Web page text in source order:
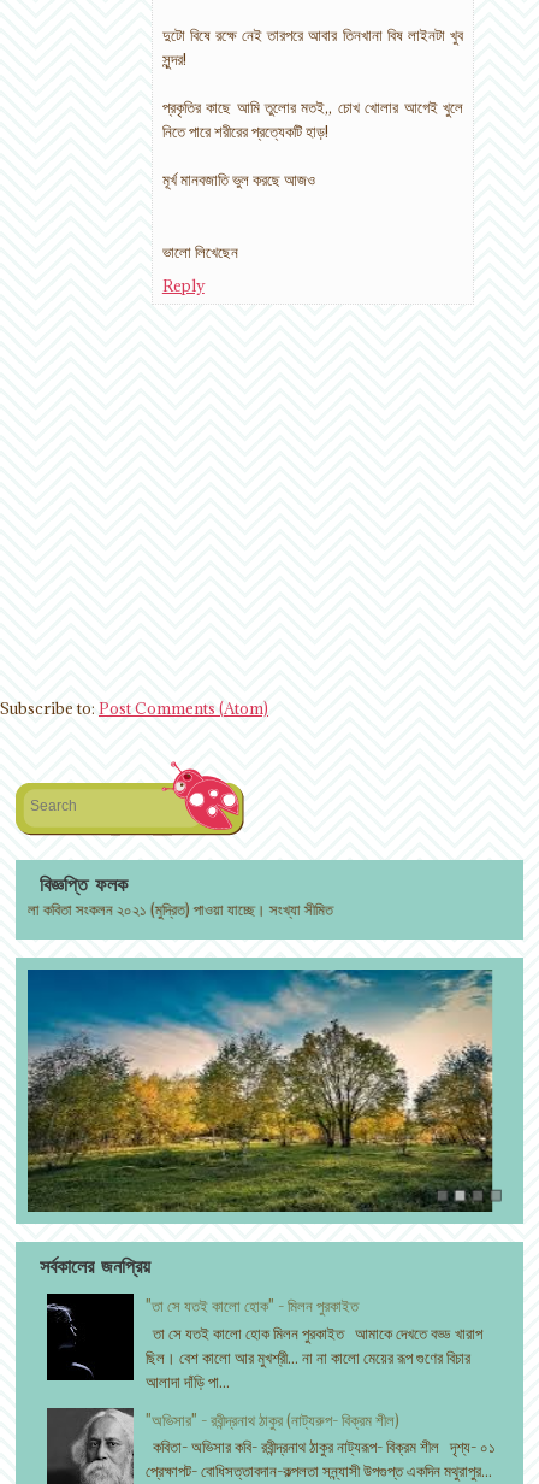
দুটো বিষে রক্ষে নেই তারপরে আবার তিনখানা বিষ লাইনটা খুব
সুন্দর!
প্রকৃতির কাছে আমি তুলোর মতই,, চোখ খোলার আগেই খুলে
নিতে পারে শরীরের প্রত্যেকটি হাড়!
মূর্খ মানবজাতি ভুল করছে আজও
ভালো লিখেছেন
Reply
Subscribe to: Post Comments (Atom)
বিজ্ঞপ্তি ফলক
সংকলন ২০২১ (মুদ্রিত) পাওয়া যাচ্ছে। সংখ্যা সীমিত
সর্বকালের জনপ্রিয়
"তা সে যতই কালো হোক" - মিলন পুরকাইত
তা সে যতই কালো হোক মিলন পুরকাইত আমাকে দেখতে বড্ড খারাপ
ছিল। বেশ কালো আর মুখশ্রী... না না কালো মেয়ের রূপ গুণের বিচার
আলাদা দাঁড়ি পা...
"অভিসার" - রবীন্দ্রনাথ ঠাকুর (নাট্যরুপ- বিক্রম শীল)
কবিতা- অভিসার কবি- রবীন্দ্রনাথ ঠাকুর নাট্যরূপ- বিক্রম শীল দৃশ্য- ০১
প্রেক্ষাপট- বোধিসত্তাবদান-কল্পলতা সন্ন্যাসী উপগুপ্ত একদিন মথুরাপুর...